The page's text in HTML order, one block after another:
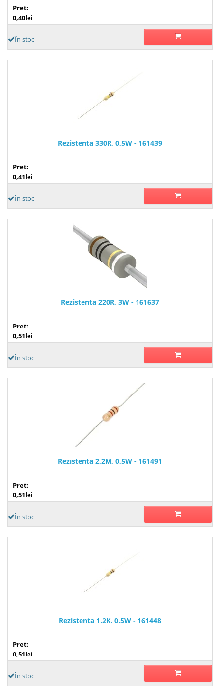
Pret:
0,40lei
În stoc
Rezistenta 330R, 0,5W - 161439
Pret:
0,41lei
În stoc
Rezistenta 220R, 3W - 161637
Pret:
0,51lei
În stoc
Rezistenta 2,2M, 0,5W - 161491
Pret:
0,51lei
În stoc
Rezistenta 1,2K, 0,5W - 161448
Pret:
0,51lei
În stoc